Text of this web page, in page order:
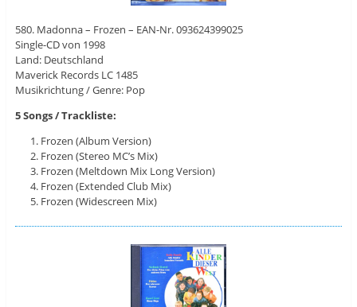
580. Madonna – Frozen – EAN-Nr. 093624399025
Single-CD von 1998
Land: Deutschland
Maverick Records LC 1485
Musikrichtung / Genre: Pop
5 Songs / Trackliste:
Frozen (Album Version)
Frozen (Stereo MC’s Mix)
Frozen (Meltdown Mix Long Version)
Frozen (Extended Club Mix)
Frozen (Widescreen Mix)